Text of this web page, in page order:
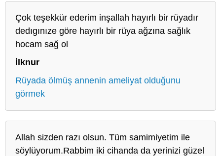
Çok teşekkür ederim inşallah hayırlı bir rüyadır
dedıgınıze göre hayırlı bir rüya ağzına sağlık
hocam sağ ol
İlknur
Rüyada ölmüş annenin ameliyat olduğunu
görmek
Allah sizden razı olsun. Tüm samimiyetim ile
söylüyorum.Rabbim iki cihanda da yerinizi güzel